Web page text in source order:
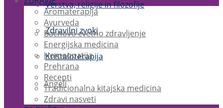
Verstva, religije in filozofije
Zdravilni zvoki
Kristaloterapija
Angeli
Aromaterapija
Ayurveda
Bachovo cvetno zdravljenje
Energijska medicina
Homeopatija
Prehrana
Recepti
Tradicionalna kitajska medicina
Zdravi nasveti